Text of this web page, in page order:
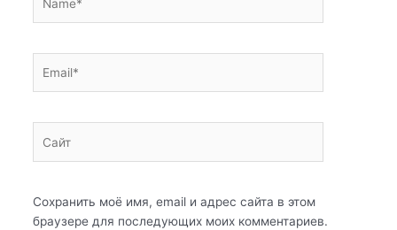
Сохранить моё имя, email и адрес сайта в этом
браузере для последующих моих комментариев.